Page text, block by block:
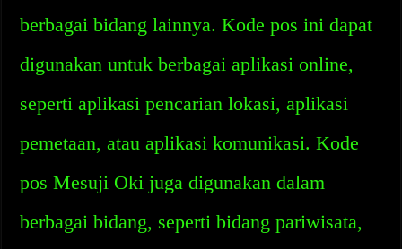
berbagai bidang lainnya. Kode pos ini dapat
digunakan untuk berbagai aplikasi online,
seperti aplikasi pencarian lokasi, aplikasi
pemetaan, atau aplikasi komunikasi. Kode
pos Mesuji Oki juga digunakan dalam
berbagai bidang, seperti bidang pariwisata,